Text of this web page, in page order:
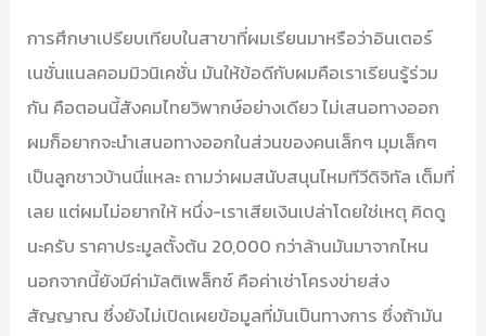
การศึกษาเปรียบเทียบในสาขาที่ผมเรียนมาหรือว่าอินเตอร์
เนชั่นแนลคอมมิวนิเคชั่น มันให้ข้อดีกับผมคือเราเรียนรู้ร่วม
กัน คือตอนนี้สังคมไทยวิพากษ์อย่างเดียว ไม่เสนอทางออก
ผมก็อยากจะนำเสนอทางออกในส่วนของคนเล็กๆ มุมเล็กๆ
เป็นลูกชาวบ้านนี่แหละ ถามว่าผมสนับสนุนไหมทีวีดิจิทัล เต็มที่
เลย แต่ผมไม่อยากให้ หนึ่ง-เราเสียเงินเปล่าโดยใช่เหตุ คิดดู
นะครับ ราคาประมูลตั้งต้น 20,000 กว่าล้านมันมาจากไหน
นอกจากนี้ยังมีค่ามัลติเพล็กซ์ คือค่าเช่าโครงข่ายส่ง
สัญญาณ ซึ่งยังไม่เปิดเผยข้อมูลที่มันเป็นทางการ ซึ่งถ้ามัน